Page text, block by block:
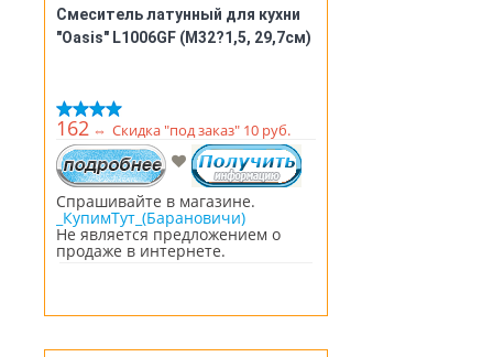
Смеситель латунный для кухни
"Oasis" L1006GF (М32?1,5, 29,7см)
162 ⇔ Скидка "под заказ" 10 руб.
Спрашивайте в магазине.
_КупимТут_(Барановичи)
Не является предложением о
продаже в интернете.